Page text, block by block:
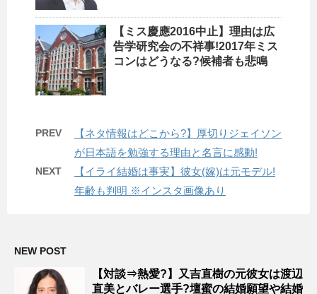
【ミス慶應2016中止】理由は広
告学研究会の不祥事!2017年ミス
コンはどうなる?候補者も悲鳴
PREV
【ネタ情報はどこから?】厚切りジェイソン
が日本語を勉強する理由と名言に感動!
NEXT
【イライ結婚は事実】彼女(嫁)は元モデル!
年齢も判明 ※インスタ画像あり
NEW POST
【対談⇒熱愛?】又吉直樹の元彼女は渡辺
直美とバレー選手?壇蜜の結婚願望や結婚